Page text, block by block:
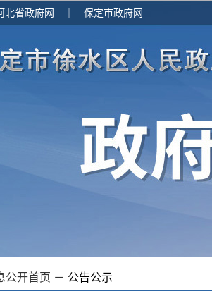
北省政府网 保定市政府网
公开首页 － 公告公示